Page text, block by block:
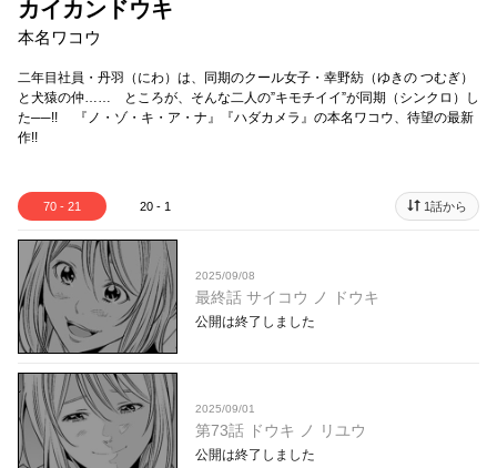
カイカンドウキ
本名ワコウ
二年目社員・丹羽（にわ）は、同期のクール女子・幸野紡（ゆきの つむぎ）
と犬猿の仲…… ところが、そんな二人の”キモチイイ”が同期（シンクロ）し
た──!! 『ノ・ゾ・キ・ア・ナ』『ハダカメラ』の本名ワコウ、待望の最新
作!!
70 - 21 20 - 1 1話から
2025/09/08
最終話 サイコウ ノ ドウキ
公開は終了しました
2025/09/01
第73話 ドウキ ノ リユウ
公開は終了しました